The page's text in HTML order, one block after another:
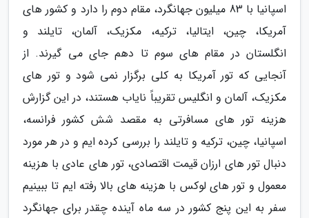
اسپانیا با 83 میلیون جهانگرد، مقام دوم را دارد و کشور های
آمریکا، چین، ایتالیا، ترکیه، مکزیک، آلمان، تایلند و
انگلستان در مقام های سوم تا دهم جای می گیرند. از
آنجایی که تور آمریکا به کلی برگزار نمی شود و تور های
مکزیک، آلمان و انگلیس تقریباً نایاب هستند، در این گزارش
هزینه تور های مسافرتی به مقصد شش کشور فرانسه،
اسپانیا، چین، ترکیه و تایلند را بررسی کرده ایم و در هر مورد
دنبال تور های ارزان قیمت اقتصادی، تور های عادی با هزینه
معمول و تور های لوکس با هزینه های بالا رفته ایم تا ببینیم
سفر به این پنج کشور در سه ماه آینده چقدر برای جهانگرد